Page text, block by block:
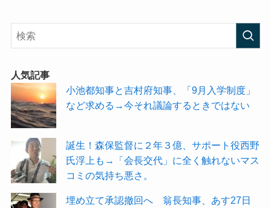
人気記事
小池都知事と吉村府知事、「9月入学制度」
など求める→今それ議論するときではない
誕生！森保監督に２年３億、サポート役西野
氏浮上も→「会長交代」に全く触れないマス
コミの気持ち悪さ。
埋め立て承認撤回へ 翁長知事、あす27日